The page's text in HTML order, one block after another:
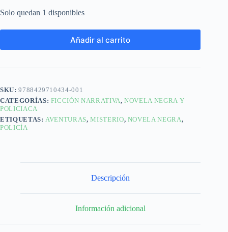
Solo quedan 1 disponibles
Añadir al carrito
SKU:9788429710434-001
CATEGORÍAS: FICCIÓN NARRATIVA,NOVELA NEGRA Y
POLICIACA
ETIQUETAS:AVENTURAS,MISTERIO, NOVELA NEGRA,
POLICÍA
Descripción
Información adicional